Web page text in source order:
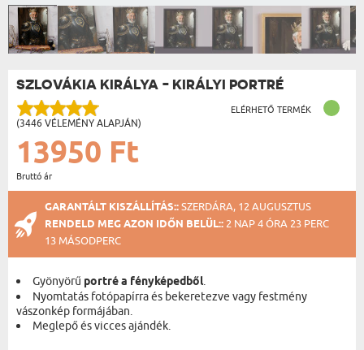
SZLOVÁKIA KIRÁLYA - KIRÁLYI PORTRÉ
(3446 VÉLEMÉNY ALAPJÁN)
ELÉRHETŐ TERMÉK
13950 Ft
Bruttó ár
GARANTÁLT KISZÁLLÍTÁS::SZERDÁRA, 12 AUGUSZTUS
RENDELD MEG AZON IDŐN BELÜL:: 2 NAP 4 ÓRA 23 PERC
12 MÁSODPERC
Gyönyörű portré a fényképedből.
Nyomtatás fotópapírra és bekeretezve vagy festmény
vászonkép formájában.
Meglepő és vicces ajándék.